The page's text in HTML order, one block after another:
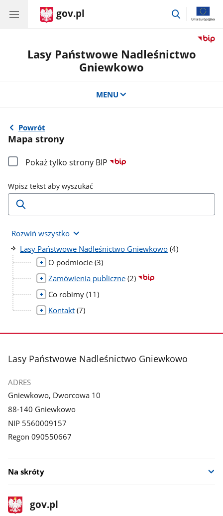
gov.pl
przejdź
Lasy Państwowe Nadleśnictwo
Gniewkowo
MENU
Powrót
Mapa strony
Pokaż tylko strony BIP
Wpisz tekst aby wyszukać
Rozwiń wszystko
Lasy Państwowe Nadleśnictwo Gniewkowo liczba
(4)
O podmiocie liczba
(3)
Zamówienia publiczne liczba
(2)
Co robimy liczba
(11)
Kontakt liczba
(7)
stopka
Lasy Państwowe Nadleśnictwo Gniewkowo
ADRES
Gniewkowo, Dworcowa 10
88-140 Gniewkowo
NIP 5560009157
Regon 090550667
Na skróty
stopka
gov.pl
Strona
gov.pl